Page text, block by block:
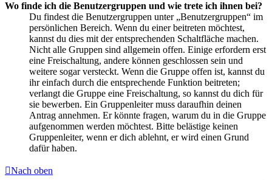
Wo finde ich die Benutzergruppen und wie trete ich ihnen bei?
Du findest die Benutzergruppen unter „Benutzergruppen“ im
persönlichen Bereich. Wenn du einer beitreten möchtest,
kannst du dies mit der entsprechenden Schaltfläche machen.
Nicht alle Gruppen sind allgemein offen. Einige erfordern erst
eine Freischaltung, andere können geschlossen sein und
weitere sogar versteckt. Wenn die Gruppe offen ist, kannst du
ihr einfach durch die entsprechende Funktion beitreten;
verlangt die Gruppe eine Freischaltung, so kannst du dich für
sie bewerben. Ein Gruppenleiter muss daraufhin deinen
Antrag annehmen. Er könnte fragen, warum du in die Gruppe
aufgenommen werden möchtest. Bitte belästige keinen
Gruppenleiter, wenn er dich ablehnt, er wird einen Grund
dafür haben.
Nach oben